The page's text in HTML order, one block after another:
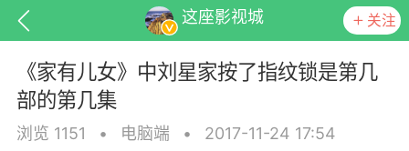
这座影视城 关注
《家有儿女》中刘星家按了指纹锁是第几
部的第几集
浏览 1151 • 电脑端 • 2017-11-24 17:54